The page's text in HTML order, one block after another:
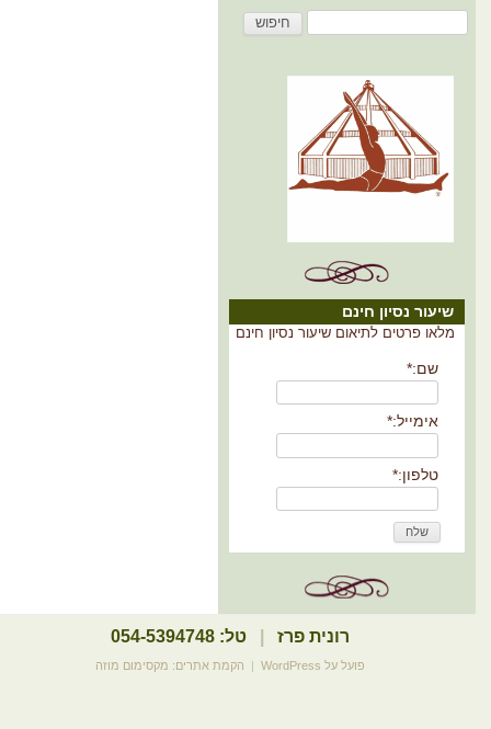
שיעור נסיון חינם
מלאו פרטים לתיאום שיעור נסיון חינם
*
אימייל:*
טלפון:*
רונית פרז | טל: 054-5394748
פועל על WordPress | הקמת אתרים: מקסימום מוזה